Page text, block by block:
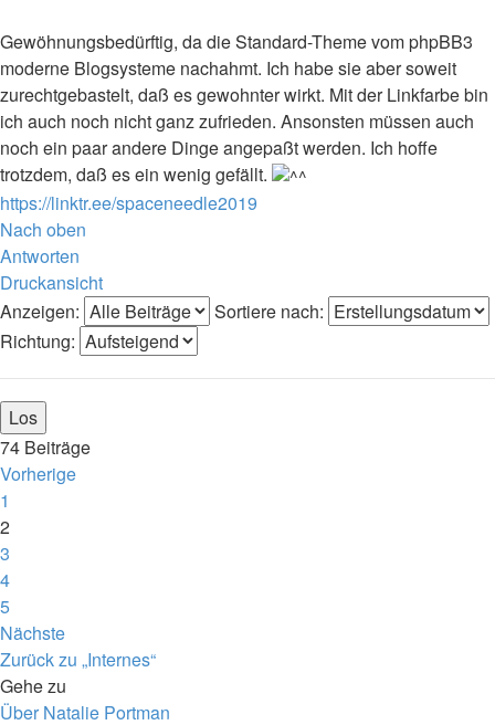
Gewöhnungsbedürftig, da die Standard-Theme vom phpBB3
moderne Blogsysteme nachahmt. Ich habe sie aber soweit
zurechtgebastelt, daß es gewohnter wirkt. Mit der Linkfarbe bin
ich auch noch nicht ganz zufrieden. Ansonsten müssen auch
noch ein paar andere Dinge angepaßt werden. Ich hoffe
trotzdem, daß es ein wenig gefällt.
https://linktr.ee/spaceneedle2019
Nach oben
Antworten
Druckansicht
Anzeigen:
Sortiere nach:
Richtung:
74 Beiträge
Vorherige
1
2
3
4
5
Nächste
Zurück zu „Internes“
Gehe zu
Über Natalie Portman